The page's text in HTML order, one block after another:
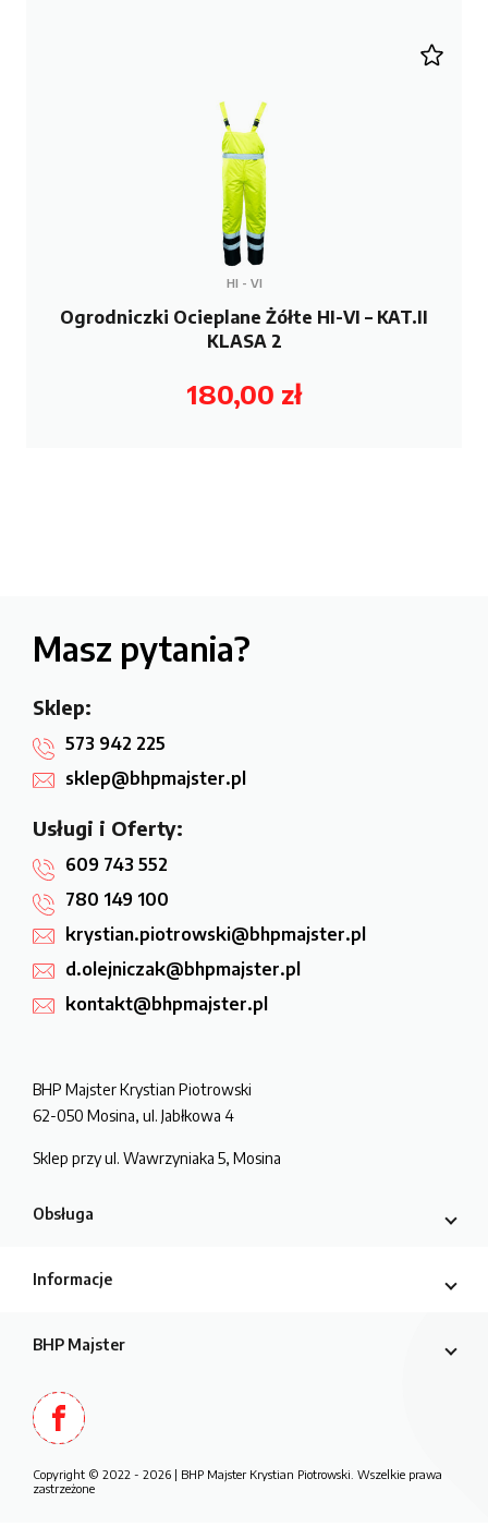
HI - VI
Ogrodniczki Ocieplane Żółte HI-VI – KAT.II
KLASA 2
180,00 zł
Masz pytania?
Sklep:
573 942 225
sklep@bhpmajster.pl
Usługi i Oferty:
609 743 552
780 149 100
krystian.piotrowski@bhpmajster.pl
d.olejniczak@bhpmajster.pl
kontakt@bhpmajster.pl
BHP Majster Krystian Piotrowski
62-050 Mosina, ul. Jabłkowa 4
Sklep przy ul. Wawrzyniaka 5, Mosina
Obsługa
Informacje
BHP Majster
Copyright © 2022 - 2026 | BHP Majster Krystian Piotrowski. Wszelkie prawa
zastrzeżone